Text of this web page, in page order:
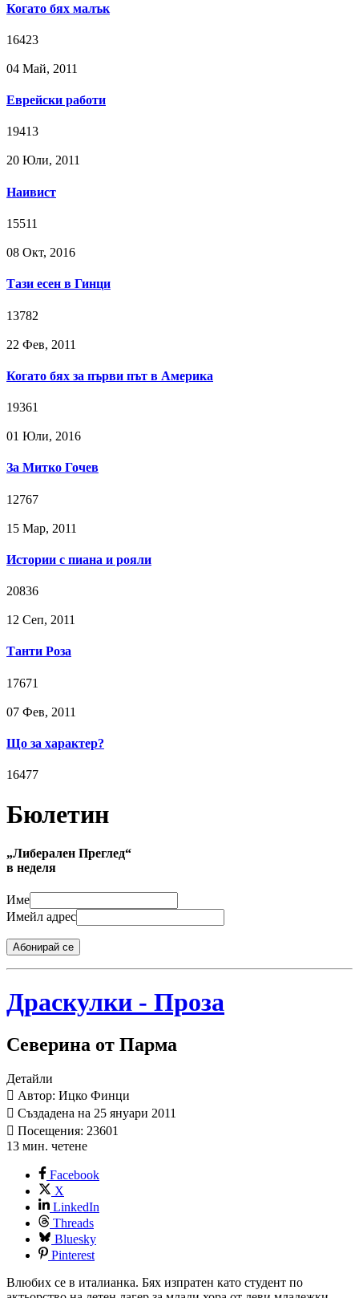
Когато бях малък
16423
04 Май, 2011
Еврейски работи
19413
20 Юли, 2011
Наивист
15511
08 Окт, 2016
Тази есен в Гинци
13782
22 Фев, 2011
Когато бях за първи път в Америка
19361
01 Юли, 2016
За Митко Гочев
12767
15 Мар, 2011
Истории с пиана и рояли
20836
12 Сeп, 2011
Танти Роза
17671
07 Фев, 2011
Що за характер?
16477
Бюлетин
„Либерален Преглед“
в неделя
Име
Имейл адрес
Абонирай се
Драскулки - Проза
Северина от Парма
Детайли
Автор: Ицко Финци
Създадена на 25 януари 2011
Посещения: 23601
13 мин. четене
Facebook
X
LinkedIn
Threads
Bluesky
Pinterest
Влюбих се в италианка. Бях изпратен като студент по